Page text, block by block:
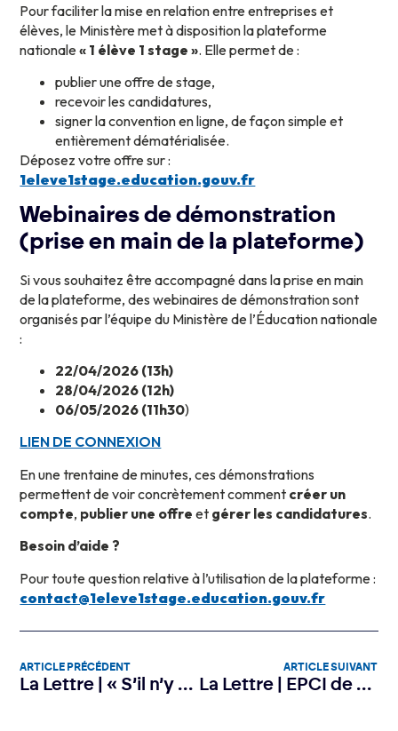
Pour faciliter la mise en relation entre entreprises et
élèves, le Ministère met à disposition la plateforme
nationale« 1 élève 1 stage ». Elle permet de :
publier une offre de stage,
recevoir les candidatures,
signer la convention en ligne, de façon simple et
entièrement dématérialisée.
Déposez votre offre sur :
1eleve1stage.education.gouv.fr
Webinaires de démonstration
(prise en main de la plateforme)
Si vous souhaitez être accompagné dans la prise en main
de la plateforme, des webinaires de démonstration sont
organisés par l’équipe du Ministère de l’Éducation nationale
:
22/04/2026 (13h)
28/04/2026 (12h)
06/05/2026 (11h30)
LIEN DE CONNEXION
En une trentaine de minutes, ces démonstrations
permettent de voir concrètement comment créer un
compte, publier une offre et gérer les candidatures.
Besoin d’aide ?
Pour toute question relative à l’utilisation de la plateforme :
contact@1eleve1stage.education.gouv.fr
ARTICLE PRÉCÉDENT
La Lettre | « S’il n’y a pas de commerce, il n’y a pas de vie »
ARTICLE SUIVANT
La Lettre | EPCI de Corse : une bonne solidité économique